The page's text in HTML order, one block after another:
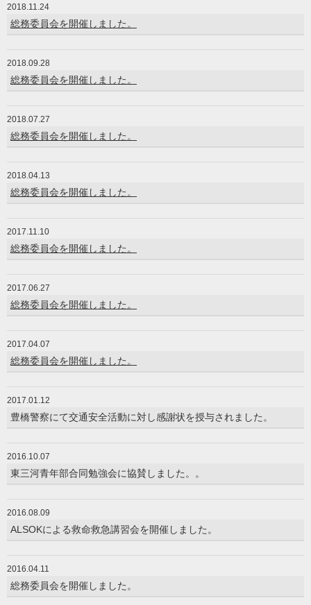
2018.11.24
総務委員会を開催しました。
2018.09.28
総務委員会を開催しました。
2018.07.27
総務委員会を開催しました。
2018.04.13
総務委員会を開催しました。
2017.11.10
総務委員会を開催しました。
2017.06.27
総務委員会を開催しました。
2017.04.07
総務委員会を開催しました。
2017.01.12
豊橋警察にて交通安全活動に対し感謝状を授与されました。
2016.10.07
東三河青年部合同勉強会に協賛しました。。
2016.08.09
ALSOKによる救命救急講習会を開催しました。
2016.04.11
総務委員会を開催しました。